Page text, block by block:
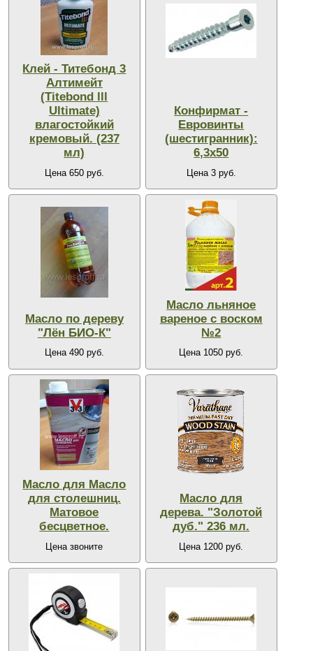
Клей - Титебонд 3
Алтимейт
(Titebond lll
Ultimate)
влагостойкий
кремовый. (237
мл)
Цена 650 руб.
Конфирмат -
Евровинты
(шестигранник):
6,3х50
Цена 3 руб.
Масло по дереву
"Лён БИО-К"
Цена 490 руб.
Масло льняное
вареное с воском
№2
Цена 1050 руб.
Масло для Масло
для столешниц.
Матовое
бесцветное.
Цена звоните
Масло для
дерева. "Золотой
дуб." 236 мл.
Цена 1200 руб.